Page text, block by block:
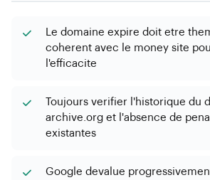
Le domaine expire doit etre
coherent avec le money site
l'efficacite
Toujours verifier l'historique du
archive.org et l'absence de
existantes
Google devalue